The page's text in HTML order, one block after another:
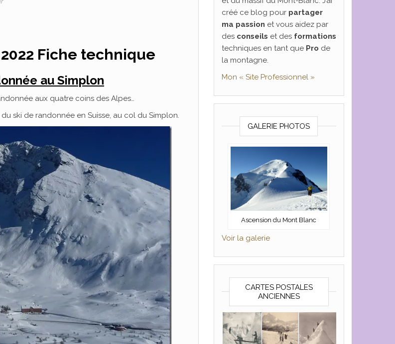
Fiche technique
au Simplon
aux quatre coins des Alpes…
ski de randonnée en Suisse, au col du Simplon.
créé ce blog pour partager
ma passion et vous aidez par
des conseils et des formations
techniques en tant que Pro de
la montagne.
Mon « Site Professionnel »
GALERIE PHOTOS
Ascension du Mont Blanc
Voir la galerie
CARTES POSTALES
ANCIENNES